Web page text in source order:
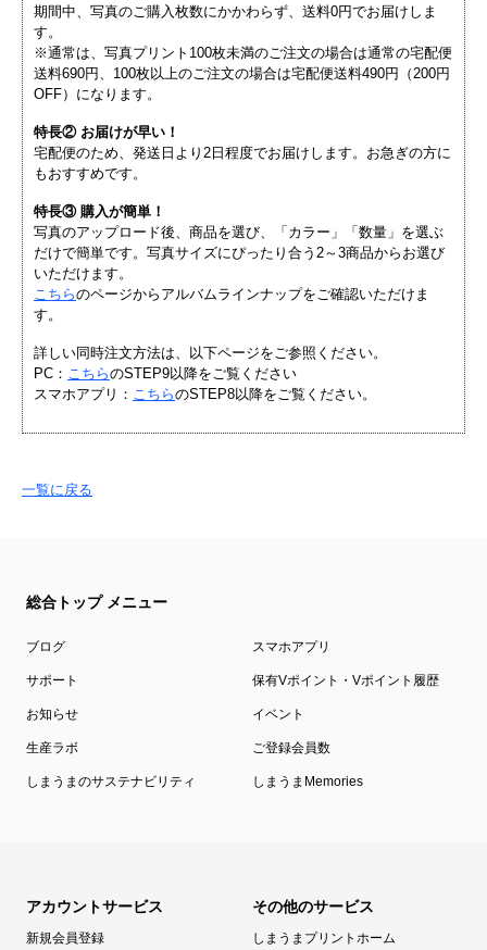
期間中、写真のご購入枚数にかかわらず、送料0円でお届けしま
す。
※通常は、写真プリント100枚未満のご注文の場合は通常の宅配便
送料690円、100枚以上のご注文の場合は宅配便送料490円（200円
OFF）になります。
特長② お届けが早い！
宅配便のため、発送日より2日程度でお届けします。お急ぎの方に
もおすすめです。
特長③ 購入が簡単！
写真のアップロード後、商品を選び、「カラー」「数量」を選ぶ
だけで簡単です。写真サイズにぴったり合う2～3商品からお選び
いただけます。
こちらのページからアルバムラインナップをご確認いただけま
す。
詳しい同時注文方法は、以下ページをご参照ください。
PC： こちらのSTEP9以降をご覧ください
スマホアプリ： こちらのSTEP8以降をご覧ください。
一覧に戻る
総合トップ メニュー
ブログ スマホアプリ
サポート 保有Vポイント・Vポイント履歴
お知らせ イベント
生産ラボ ご登録会員数
しまうまのサステナビリティ しまうまMemories
アカウントサービス
新規会員登録
その他のサービス
しまうまプリントホーム